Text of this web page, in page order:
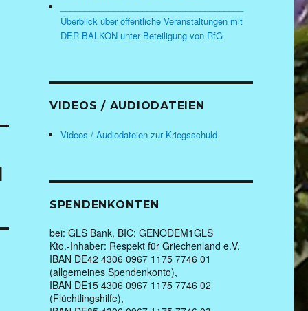
Überblick über öffentliche Veranstaltungen mit
DER BALKON unter Beteiligung von RfG
VIDEOS / AUDIODATEIEN
Videos / Audiodateien zur Kriegsschuld
SPENDENKONTEN
bei: GLS Bank, BIC: GENODEM1GLS
Kto.-Inhaber: Respekt für Griechenland e.V.
IBAN DE42 4306 0967 1175 7746 01
(allgemeines Spendenkonto),
IBAN DE15 4306 0967 1175 7746 02
(Flüchtlingshilfe),